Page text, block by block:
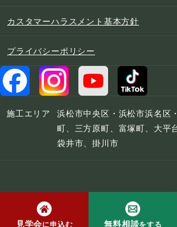
カスタマーハラスメント基本方針
プライバシーポリシー
施工エリア
浜松市中央区・浜松市浜名区
町、三方原町、富塚町、大平
袋井市、掛川市
見学会に申込む 無料相談をする
© 2022 宮下工務店